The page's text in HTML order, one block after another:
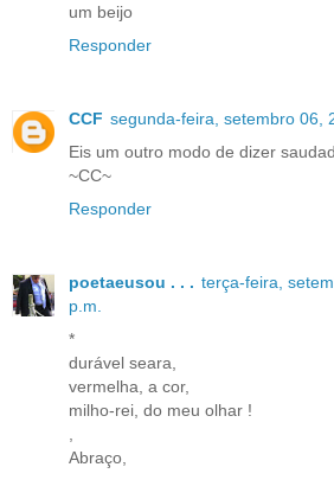
um beijo
Responder
CCF segunda-feira, setembro 06,
Eis um outro modo de dizer
~CC~
Responder
poetaeusou . . . terça-feira,
p.m.
*
durável seara,
vermelha, a cor,
milho-rei, do meu olhar !
Abraço,